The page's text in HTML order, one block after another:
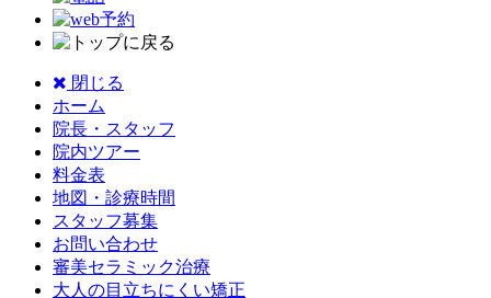
閉じる
ホーム
院長・スタッフ
院内ツアー
料金表
地図・診療時間
スタッフ募集
お問い合わせ
審美セラミック治療
大人の目立ちにくい矯正